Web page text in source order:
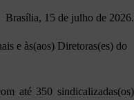
Brasília, 15 de julho de 2026.
e às(aos) Diretoras(es) do
até 350 sindicalizadas(os)